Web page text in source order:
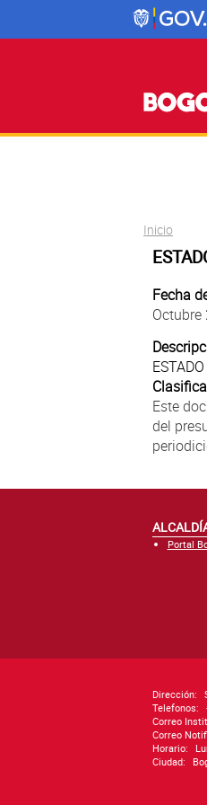
Inicio
Fecha
Octubre
Este
del
Portal
Dirección:
Telefonos:
Correo
Correo
Horario:
Ciudad: